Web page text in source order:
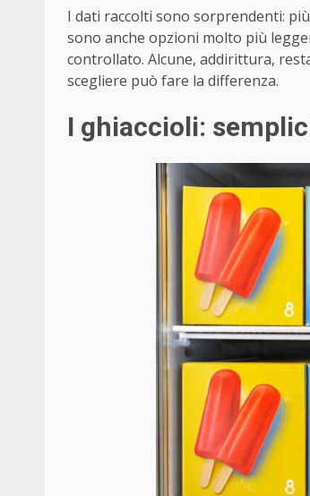
I dati raccolti sono sorprendenti:
sono anche opzioni molto più
controllato. Alcune, addirittura,
scegliere può fare la differenza.
I ghiaccioli: